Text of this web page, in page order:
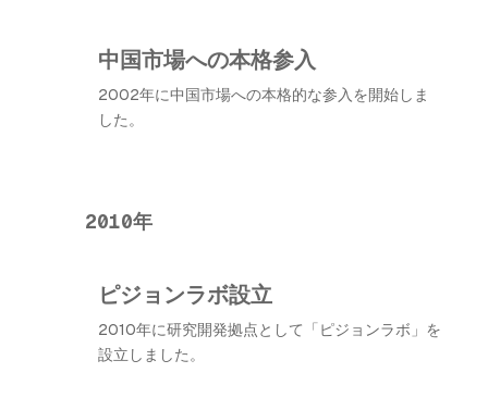
中国市場への本格参入
2002年に中国市場への本格的な参入を開始しま
した。
2010年
ピジョンラボ設立
2010年に研究開発拠点として「ピジョンラボ」を
設立しました。